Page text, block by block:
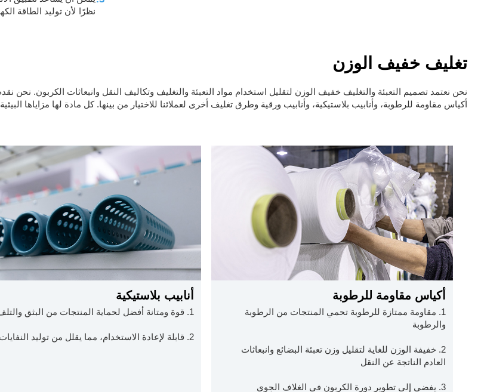
نظرًا لأن توليد الطاقة
تغليف خفيف الوزن
نحن نعتمد تصميم التعبئة والتغليف خفيف الوزن لتقليل استخدام مواد التعبئة والتغليف وتكاليف النقل وانبعاثات الكربون. نحن
أكياس مقاومة للرطوبة، وأنابيب بلاستيكية، وأنابيب ورقية وطرق تغليف أخرى لعملائنا للاختيار من بينها. كل مادة لها مزاياها
أكياس مقاومة للرطوبة
1. مقاومة ممتازة للرطوبة تحمي المنتجات من الرطوبة
والرطوبة
2. خفيفة الوزن للغاية لتقليل وزن تعبئة البضائع وانبعاثات
العادم الناتجة عن النقل
3. يفضي إلى تطوير دورة الكربون في الغلاف الجوي
أنابيب بلاستيكية
1. قوة ومتانة أفضل لحماية المنتجات من البثق والتلف
2. قابلة لإعادة الاستخدام، مما يقلل من توليد النفايات